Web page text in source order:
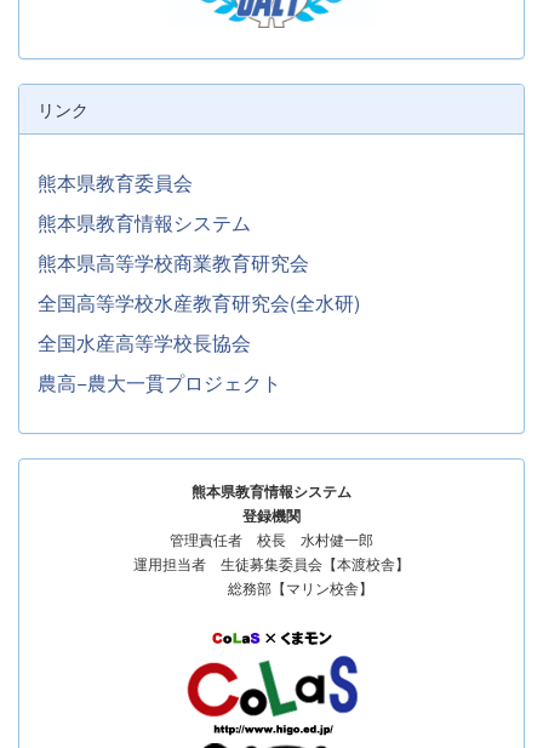
リンク
熊本県教育委員会
熊本県教育情報システム
熊本県高等学校商業教育研究会
全国高等学校水産教育研究会(全水研)
全国水産高等学校長協会
農高−農大一貫プロジェクト
熊本県教育情報システム
登録機関
管理責任者 校長 水村健一郎
運用担当者 生徒募集委員会【本渡校舎】
総務部【マリン校舎】